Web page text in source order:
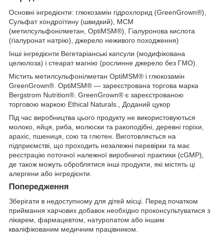
Основні інгредієнти: глюкозамін гідрохлорид (GreenGrown®),
Сульфат хондроїтину (швидкий), МСМ
(метилсульфонілметан, OptiMSM®), Гіалуронова кислота
(гіалуронат натрію), джерело неживого походження)
Інші інгредієнти Вегетаріанські капсули (модифікована
целюлоза) і стеарат магнію (рослинне джерело без ГМО).
Містить метилсульфонілметан OptiMSM® і глюкозамін
GreenGrown®. OptiMSM® — зареєстрована торгова марка
Bergstrom Nutrition®. GreenGrown® є зареєстрованою
торговою маркою Ethical Naturals., Доданий цукор
Під час виробництва цього продукту не використовуються
молоко, яйця, риба, молюски та ракоподібні, деревні горіхи,
арахіс, пшениця, сою та глютен. Виготовляється на
підприємстві, що проходить незалежні перевірки та має
реєстрацію поточної належної виробничої практики (cGMP),
де також можуть оброблятися інші продукти, які містять ці
алергени або інгредієнти.
Попередження
Зберігати в недоступному для дітей місці. Перед початком
приймання харчових добавок необхідно проконсультуватися з
лікарем, фармацевтом, натуропатом або іншим
кваліфікованим медичним працівником.